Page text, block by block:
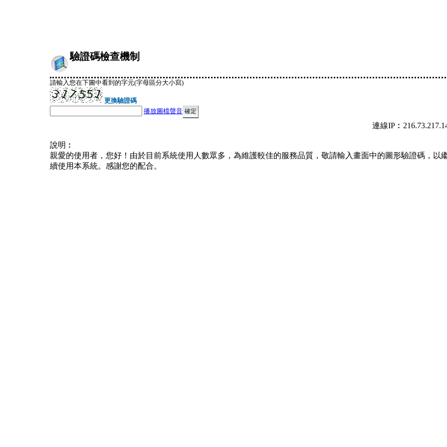
驗證碼檢查機制
請輸入您在下圖中看到的字元(字母區分大小寫)
更換驗證碼
播放圖檔聲音
連線
說明︰
親愛的使用者，您好！由於目前系統使用人數眾多，為維護較佳的服務品質，敬請輸入畫面中的圖形驗證碼，以
續使用本系統。感謝您的配合。